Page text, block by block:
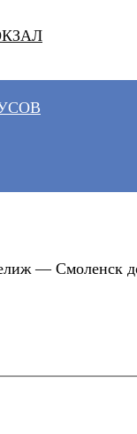
— Смоленск